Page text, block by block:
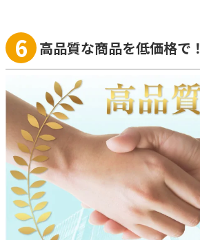
6 高品質な商品を低価格で！